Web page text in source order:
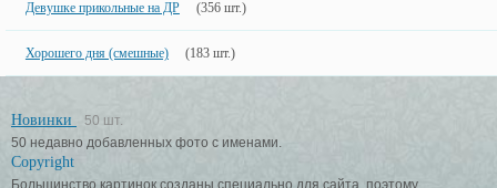
Девушке прикольные на ДР (356 шт.)
Хорошего дня (смешные) (183 шт.)
Новинки
50 шт.
50 недавно добавленных фото с именами.
Copyright